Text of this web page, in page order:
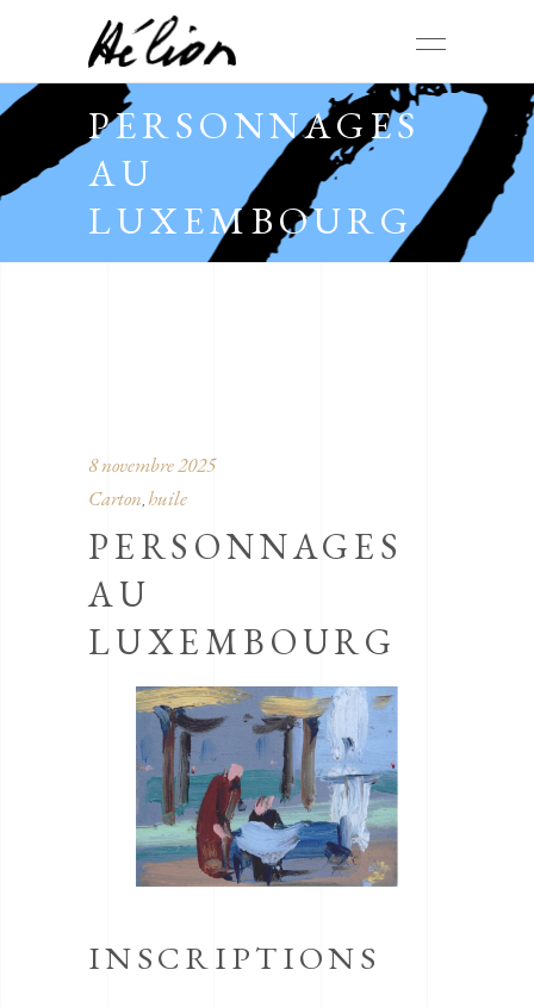
PERSONNAGES
AU
LUXEMBOURG
8 novembre 2025
Carton, huile
PERSONNAGES
AU
LUXEMBOURG
INSCRIPTIONS